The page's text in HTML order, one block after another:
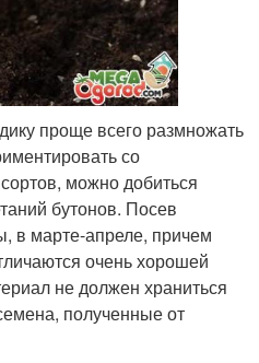
проще всего размножать
со
можно добиться
бутонов. Посев
в марте-апреле, причем
очень хорошей
не должен храниться
полученные от